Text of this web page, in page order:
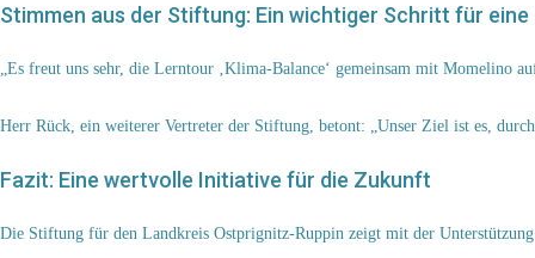
Stimmen aus der Stiftung: Ein wichtiger Schritt für
„Es freut uns sehr, die Lerntour ‚Klima-Balance‘ gemeinsam mit Momelino
Herr Rück, ein weiterer Vertreter der Stiftung, betont: „Unser Ziel ist es,
Fazit: Eine wertvolle Initiative für die Zukunft
Die Stiftung für den Landkreis Ostprignitz-Ruppin zeigt mit der